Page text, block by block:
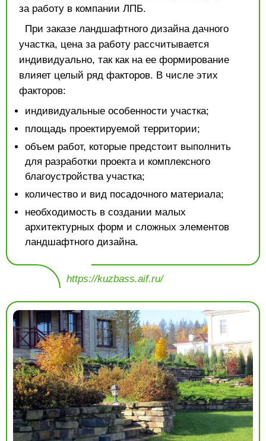
за работу в компании ЛПБ.
При заказе ландшафтного дизайна дачного
участка, цена за работу рассчитывается
индивидуально, так как на ее формирование
влияет целый ряд факторов. В числе этих
факторов:
индивидуальные особенности участка;
площадь проектируемой территории;
объем работ, которые предстоит выполнить
для разработки проекта и комплексного
благоустройства участка;
количество и вид посадочного материала;
необходимость в создании малых
архитектурных форм и сложных элементов
ландшафтного дизайна.
https://kuzbass.aif.ru/